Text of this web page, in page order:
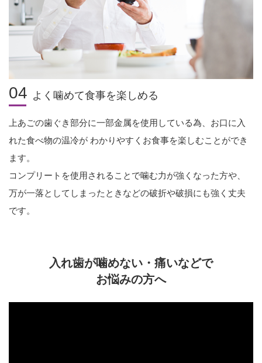
04 よく噛めて食事を楽しめる
上あごの歯ぐき部分に一部金属を使用している為、お口に入
れた食べ物の温冷が わかりやすくお食事を楽しむことができ
ます。
コンプリートを使用されることで噛む力が強くなった方や、
万が一落としてしまったときなどの破折や破損にも強く丈夫
です。
入れ歯が噛めない・痛いなどで
お悩みの方へ